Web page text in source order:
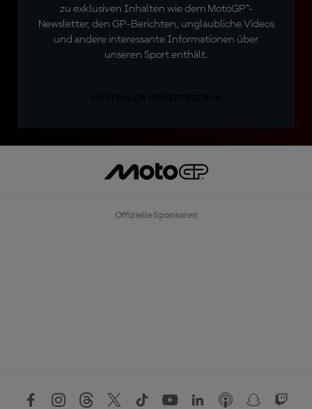
zu exklusiven Inhalten wie dem MotoGP™-
Newsletter, den GP-Berichten, unglaubliche Videos
und andere interessante Informationen über
unseren Sport enthält.
Offizielle Sponsoren